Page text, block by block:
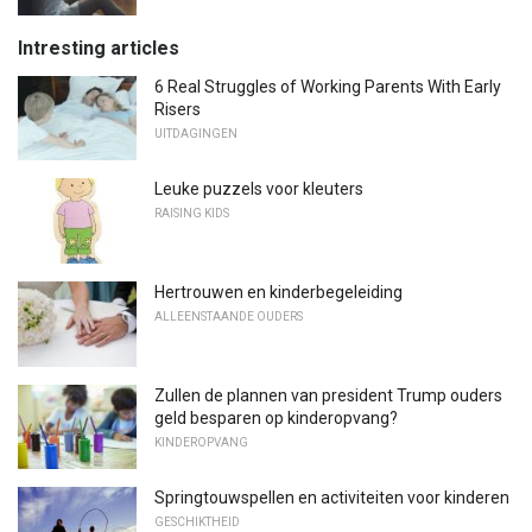
Intresting articles
6 Real Struggles of Working Parents With Early
Risers
UITDAGINGEN
Leuke puzzels voor kleuters
RAISING KIDS
Hertrouwen en kinderbegeleiding
ALLEENSTAANDE OUDERS
Zullen de plannen van president Trump ouders
geld besparen op kinderopvang?
KINDEROPVANG
Springtouwspellen en activiteiten voor kinderen
GESCHIKTHEID